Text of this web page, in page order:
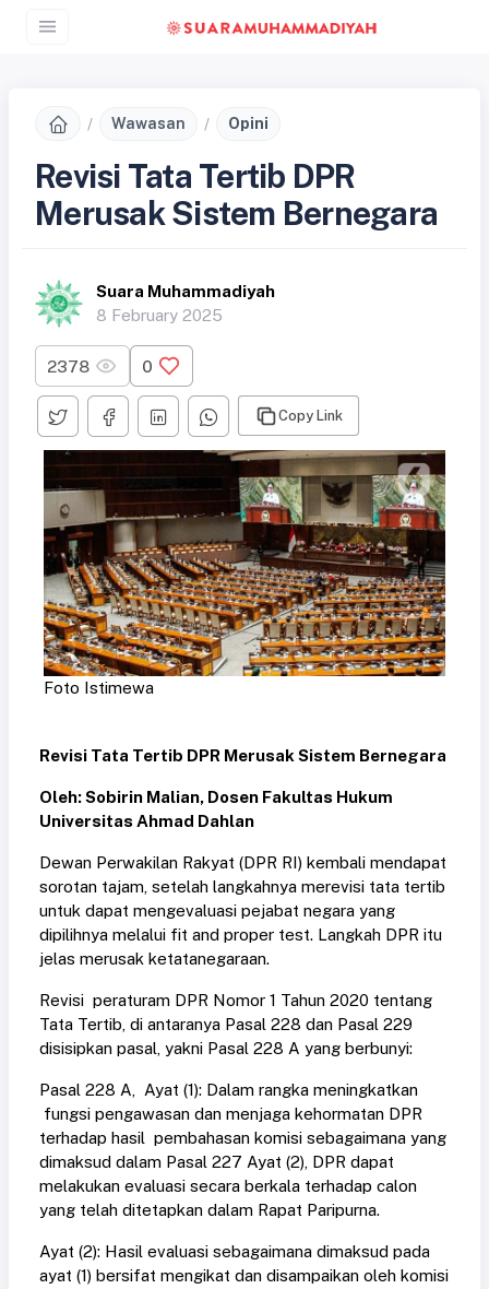
Wawasan Opini
Revisi Tata Tertib DPR
Merusak Sistem Bernegara
Suara Muhammadiyah
8 February 2025
2378 0
Copy Link
Foto Istimewa
Revisi Tata Tertib DPR Merusak Sistem Bernegara
Oleh: Sobirin Malian, Dosen Fakultas Hukum
Universitas Ahmad Dahlan
Dewan Perwakilan Rakyat (DPR RI) kembali mendapat
sorotan tajam, setelah langkahnya merevisi tata tertib
untuk dapat mengevaluasi pejabat negara yang
dipilihnya melalui fit and proper test. Langkah DPR itu
jelas merusak ketatanegaraan.
Revisi peraturam DPR Nomor 1 Tahun 2020 tentang
Tata Tertib, di antaranya Pasal 228 dan Pasal 229
disisipkan pasal, yakni Pasal 228 A yang berbunyi:
Pasal 228 A, Ayat (1): Dalam rangka meningkatkan
fungsi pengawasan dan menjaga kehormatan DPR
terhadap hasil pembahasan komisi sebagaimana yang
dimaksud dalam Pasal 227 Ayat (2), DPR dapat
melakukan evaluasi secara berkala terhadap calon
yang telah ditetapkan dalam Rapat Paripurna.
Ayat (2): Hasil evaluasi sebagaimana dimaksud pada
ayat (1) bersifat mengikat dan disampaikan oleh komisi